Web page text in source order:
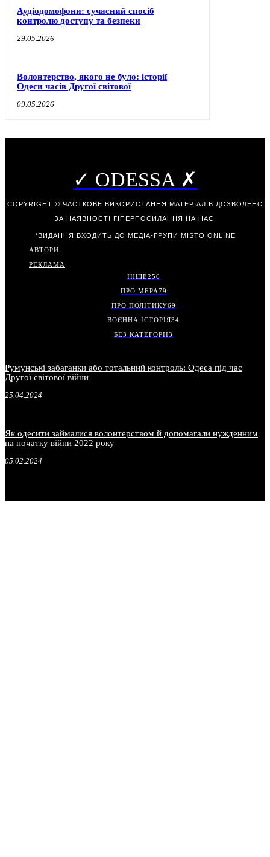
Аудіодомофони: сучасний спосіб
контролю доступу та безпеки
29.05.2026
Волонтерство, якого не було: історії
Одеси часів Другої світової
09.05.2026
✓ ODESSA ✗
COPYRIGHT © ЧАСТКОВЕ ВИКОРИСТАННЯ МАТЕРІАЛІВ ДОЗВОЛЕНО
ЗА НАЯВНОСТІ ГІПЕРПОСИЛАННЯ НА НАС.
*ВИДАННЯ ВХОДИТЬ ДО МЕДІА-ГРУПИ MISTO ONLINE
АВТОРИ
РЕКЛАМА
ІНШЕ256
ПРО МЕРА79
ПРО ПОЛІТИКУ69
ВОЄННА ІСТОРІЯ34
БЕЗ КАТЕГОРІЇ3
Румунські забаганки або тотальний контроль: Одеса під час
Другої світової війни
25.04.2024
Як одесити займалися волонтерством й допомагали нужденним
на початку війни 2022 року
05.02.2024